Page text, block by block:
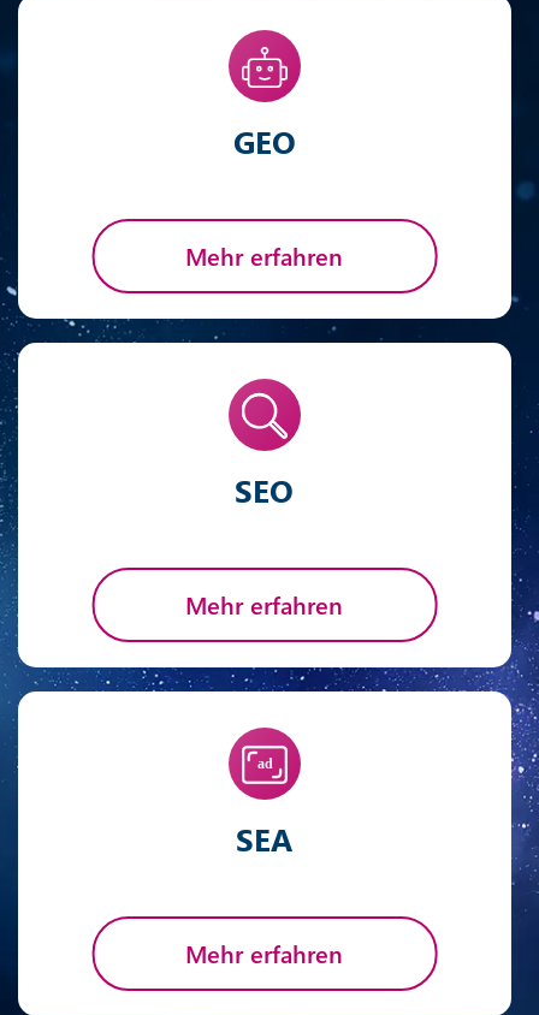
GEO
Mehr erfahren
SEO
Mehr erfahren
SEA
Mehr erfahren